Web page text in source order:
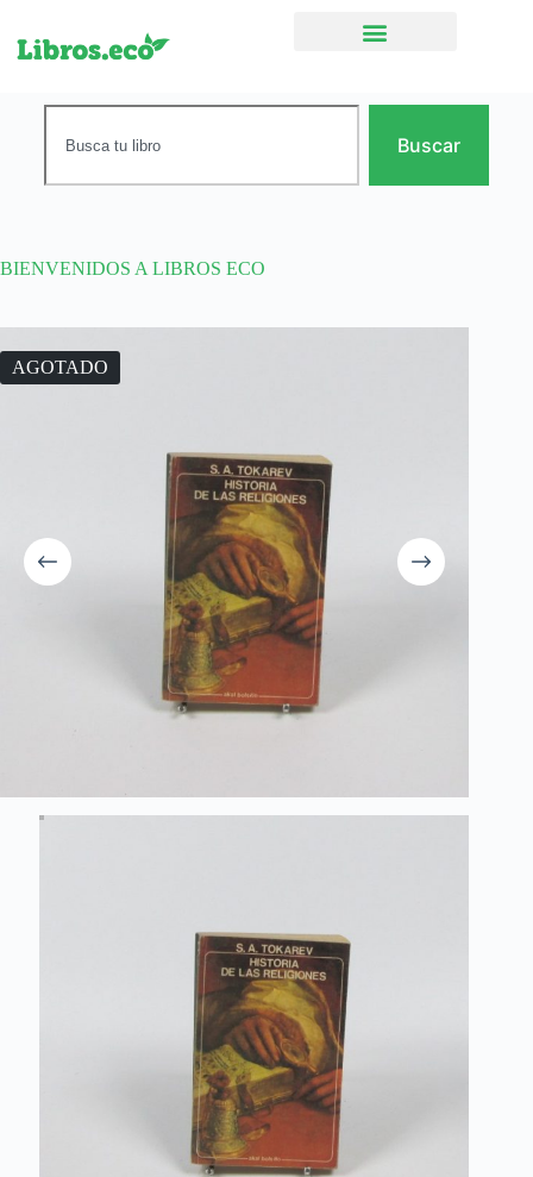
Buscar
BIENVENIDOS A LIBROS ECO
AGOTADO